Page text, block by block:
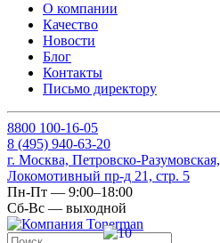
О компании
Качество
Новости
Блог
Контакты
Письмо директору
8800 100-16-05
8 (495) 940-63-20
г. Москва, Петровско-Разумовская,
Локомотивный пр-д 21, стр. 5
Пн-Пт — 9:00–18:00
Сб-Вс — выходной